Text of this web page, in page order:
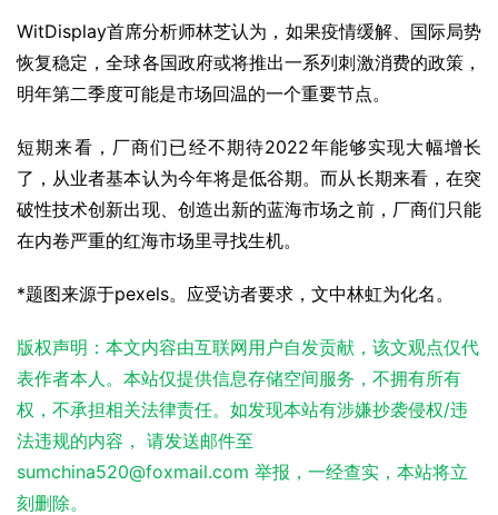
WitDisplay首席分析师林芝认为，如果疫情缓解、国际局势
恢复稳定，全球各国政府或将推出一系列刺激消费的政策，
明年第二季度可能是市场回温的一个重要节点。
短期来看，厂商们已经不期待2022年能够实现大幅增长
了，从业者基本认为今年将是低谷期。而从长期来看，在突
破性技术创新出现、创造出新的蓝海市场之前，厂商们只能
在内卷严重的红海市场里寻找生机。
*题图来源于pexels。应受访者要求，文中林虹为化名。
版权声明：本文内容由互联网用户自发贡献，该文观点仅代
表作者本人。本站仅提供信息存储空间服务，不拥有所有
权，不承担相关法律责任。如发现本站有涉嫌抄袭侵权/违
法违规的内容， 请发送邮件至
sumchina520@foxmail.com 举报，一经查实，本站将立
刻删除。